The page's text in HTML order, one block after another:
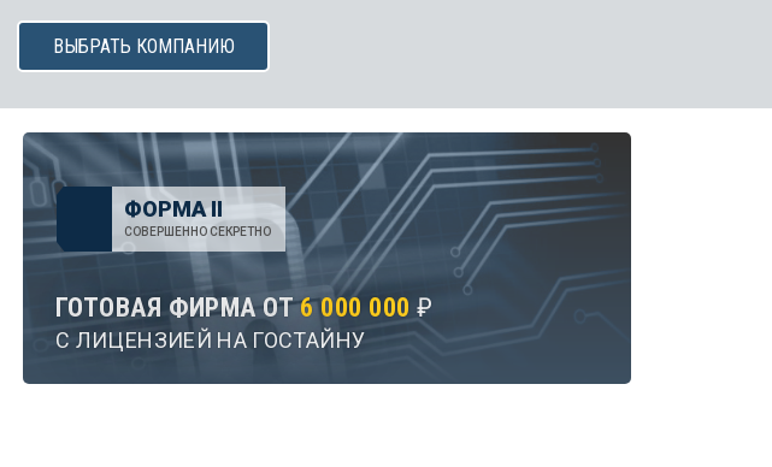
ВЫБРАТЬ КОМПАНИЮ
ФОРМА II
СОВЕРШЕННО СЕКРЕТНО
ГОТОВАЯ ФИРМА ОТ6 000 000 ₽
С ЛИЦЕНЗИЕЙ НА ГОСТАЙНУ